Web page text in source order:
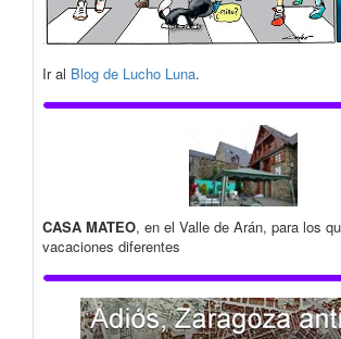
Ir al Blog de Lucho Luna.
CASA MATEO, en el Valle de Arán, para los
vacaciones diferentes